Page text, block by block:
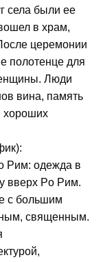
села были ее
в храм,
церемонии
полотенце для
Люди
вина, память
хороших
Рим: одежда в
вверх Po Рим.
с большим
священным.